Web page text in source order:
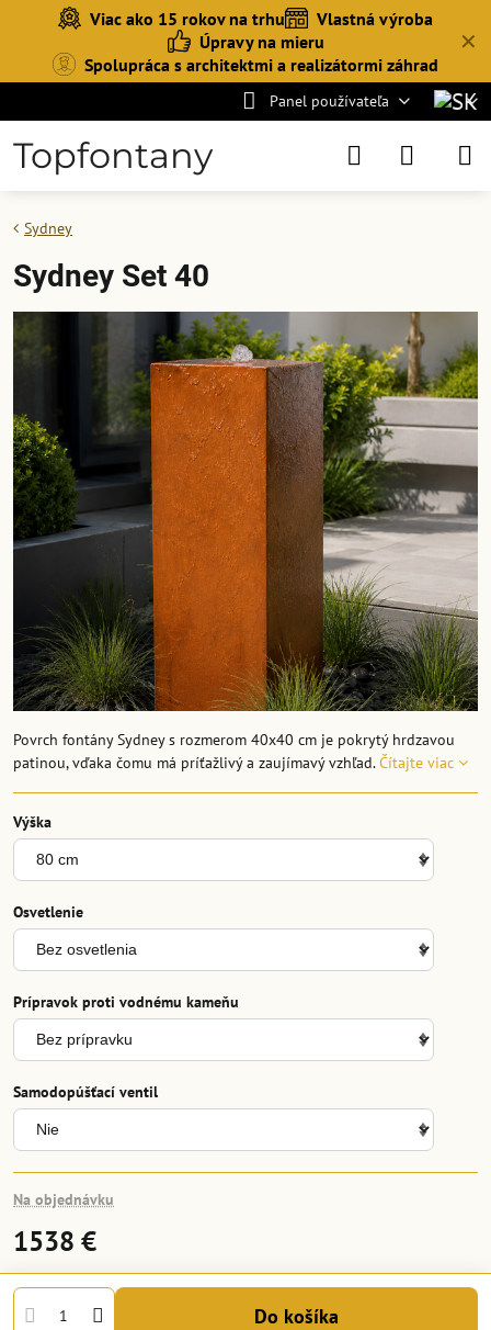
✕
Viac ako 15 rokov na trhu
Vlastná výroba
Úpravy na mieru
Spolupráca s architektmi a realizátormi záhrad
Panel používateľa
Topfontany
Sydney
Sydney Set 40
Povrch fontány Sydney s rozmerom 40x40 cm je pokrytý hrdzavou
patinou, vďaka čomu má príťažlivý a zaujímavý vzhľad.Čítajte viac
Výška
Osvetlenie
Prípravok proti vodnému kameňu
Samodopúšťací ventil
Na objednávku
1538 €
Do košíka